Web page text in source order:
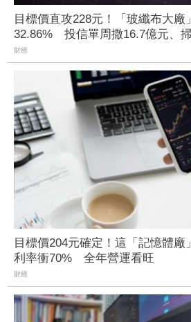
目標價直攻228元！「玻纖布大廠
32.86% 投信單周撒16.7億元、
財經
目標價204元確定！這「記憶體廠
利率衝70% 全年營運看旺
財經